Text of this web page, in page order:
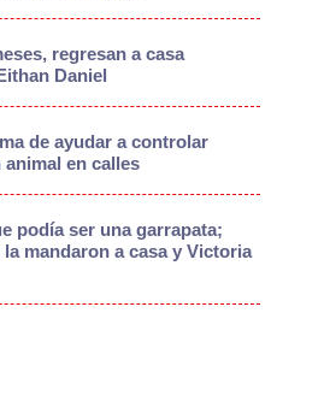
regresan a casa
Daniel
de ayudar a controlar
en calles
podía ser una garrapata;
mandaron a casa y Victoria